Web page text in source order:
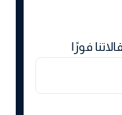
فورًا